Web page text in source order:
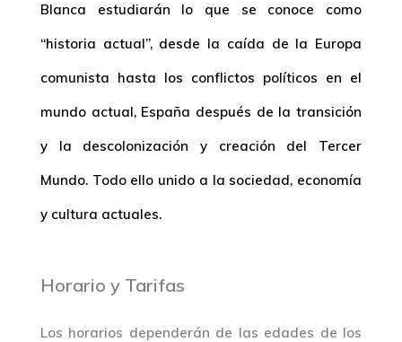
Blanca estudiarán lo que se conoce como
“historia actual”, desde la caída de la Europa
comunista hasta los conflictos políticos en el
mundo actual, España después de la transición
y la descolonización y creación del Tercer
Mundo. Todo ello unido a la sociedad, economía
y cultura actuales.
Horario y Tarifas
Los horarios dependerán de las edades de los